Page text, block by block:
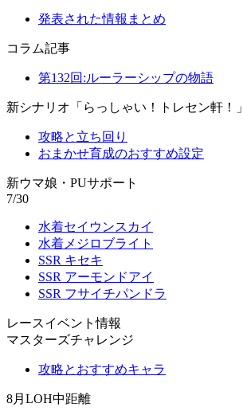
発表された情報まとめ
コラム記事
第132回:ルーラーシップの物語
新シナリオ「らっしゃい！トレセン軒！」
攻略と立ち回り
おまかせ育成のおすすめ設定
新ウマ娘・PUサポート
7/30
水着セイウンスカイ
水着メジロブライト
SSR キセキ
SSR アーモンドアイ
SSR フサイチパンドラ
レースイベント情報
マスターズチャレンジ
攻略とおすすめキャラ
8月LOH中距離